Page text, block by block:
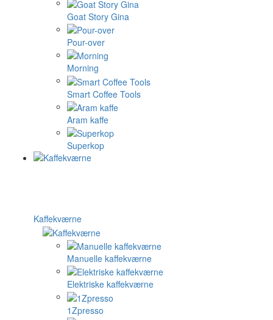
Goat Story Gina
Pour-over
Morning
Smart Coffee Tools
Aram kaffe
Superkop
Kaffekværne
Manuelle kaffekværne
Elektriske kaffekværne
1Zpresso